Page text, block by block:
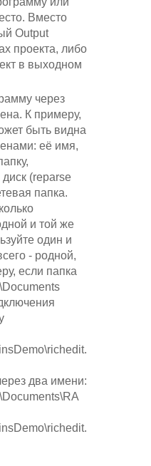
Вместо
Output
проекта, либо
в выходном
через
К примеру,
быть видна
её имя,
(reparse
папка.
и той же
один и
- родной,
если папка
два имени: